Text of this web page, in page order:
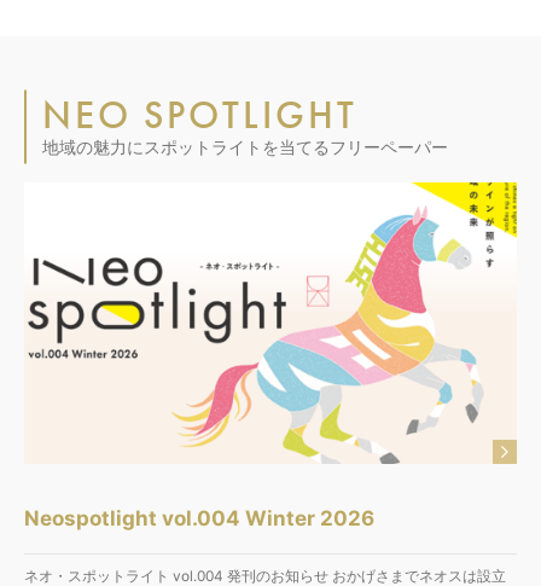
NEO SPOTLIGHT
地域の魅力にスポットライトを当てるフリーペーパー
Neospotlight vol.004 Winter 2026
ネオ・スポットライト vol.004 発刊のお知らせ おかげさまでネオスは設立